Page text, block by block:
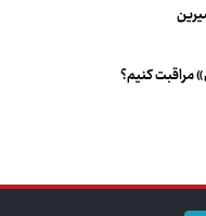
مراقبت کنیم؟